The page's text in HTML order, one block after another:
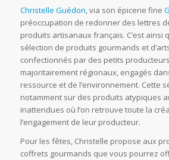
Christelle Guédon, via son épicerie fine
préoccupation de redonner des lettres
produits artisanaux français. C’est ainsi
sélection de produits gourmands et
confectionnés par des petits
majoritairement régionaux, engagés
ressource et de l’environnement. Cette
notamment sur des produits atypiques
inattendues où l’on retrouve toute la
l’engagement de leur producteur.
Pour les fêtes, Christelle propose aux
coffrets gourmands que vous pourrez